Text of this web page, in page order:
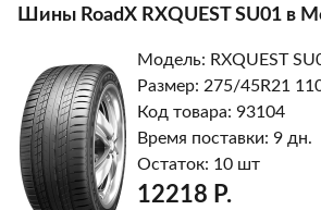
Найти
Шины RoadX RXQUEST SU01 в
Модель: RXQUEST
Размер: 275/45R21
Код товара: 93104
Время поставки: 9 дн.
Остаток: 10 шт
12218 Р.